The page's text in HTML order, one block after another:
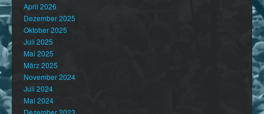
April 2026
Dezember 2025
Oktober 2025
Juli 2025
Mai 2025
März 2025
November 2024
Juli 2024
Mai 2024
Dezember 2023